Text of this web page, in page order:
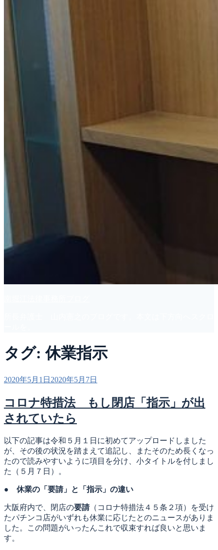
タグ:休業指示
投
日:
2020年5月1日 2020年5月7日
コロナ特措法 もし閉店「指示」が出
されていたら
以下の記事は令和５月１日に初めてアップロードしました
が、その後の状況を踏まえて追記し、またそのため長くなっ
たので読みやすいように項目を分け、小タイトルを付しまし
た（５月７日）。
● 休業の「要請」と「指示」の違い
大阪府内で、閉店の要請（コロナ特措法４５条２項）を受け
たパチンコ店がいずれも休業に応じたとのニュースがありま
した。この問題がいったんこれで収束すれば良いと思いま
す。